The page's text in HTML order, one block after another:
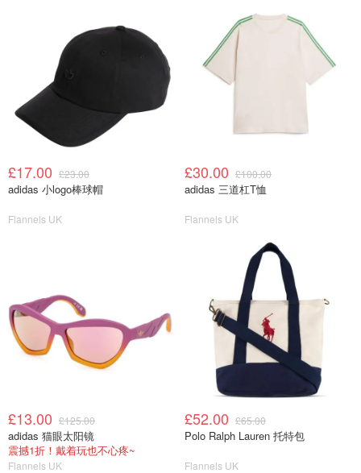
£17.00 £23.00
adidas 小logo棒球帽
Flannels UK
£30.00 £100.00
adidas 三道杠T恤
Flannels UK
£13.00 £125.00
adidas 猫眼太阳镜
震撼1折！戴着玩也不心疼~
Flannels UK
£52.00 £65.00
Polo Ralph Lauren 托特包
Flannels UK